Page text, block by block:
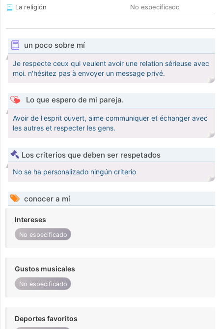
La religión
No especificado
un poco sobre mí
Je respecte ceux qui veulent avoir une relation sérieuse avec
moi. n'hésitez pas à envoyer un message privé.
Lo que espero de mi pareja.
Avoir de l'esprit ouvert, aime communiquer et échanger avec
les autres et respecter les gens.
Los criterios que deben ser respetados
No se ha personalizado ningún criterio
conocer a mí
Intereses
No especificado
Gustos musicales
No especificado
Deportes favoritos